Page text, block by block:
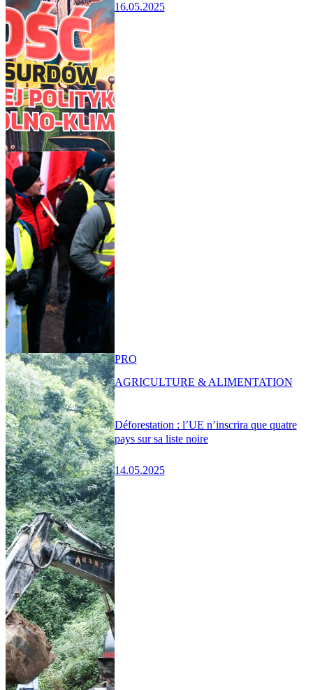
16.05.2025
Déforestation : l’UE n’inscrira que quatre
pays sur sa liste noire
14.05.2025
PRO
AGRICULTURE & ALIMENTATION